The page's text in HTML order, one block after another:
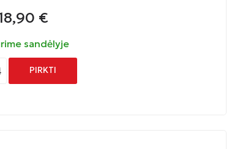
€
sandėlyje
PIRKTI